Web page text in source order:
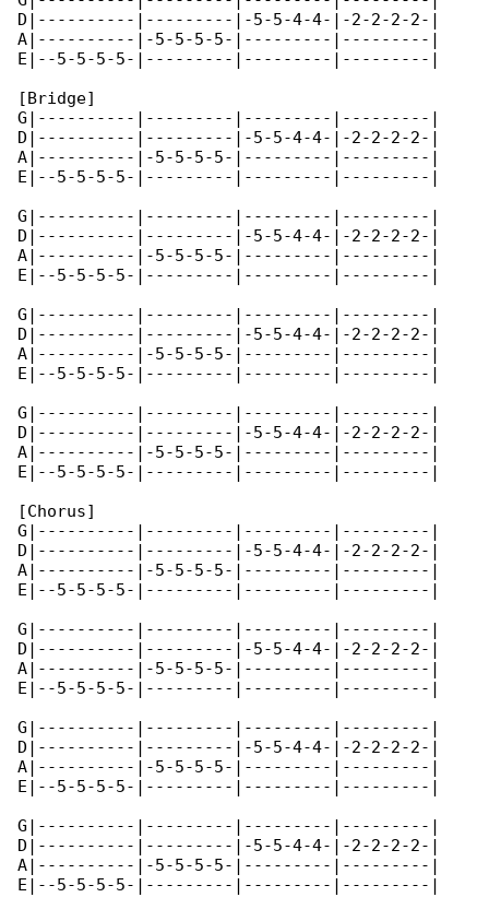
D|----------|---------|-5-5-4-4-|-2-2-2-2-|
A|----------|-5-5-5-5-|---------|---------|
E|--5-5-5-5-|---------|---------|---------|
[Bridge]
G|----------|---------|---------|---------|
D|----------|---------|-5-5-4-4-|-2-2-2-2-|
A|----------|-5-5-5-5-|---------|---------|
E|--5-5-5-5-|---------|---------|---------|
G|----------|---------|---------|---------|
D|----------|---------|-5-5-4-4-|-2-2-2-2-|
A|----------|-5-5-5-5-|---------|---------|
E|--5-5-5-5-|---------|---------|---------|
G|----------|---------|---------|---------|
D|----------|---------|-5-5-4-4-|-2-2-2-2-|
A|----------|-5-5-5-5-|---------|---------|
E|--5-5-5-5-|---------|---------|---------|
G|----------|---------|---------|---------|
D|----------|---------|-5-5-4-4-|-2-2-2-2-|
A|----------|-5-5-5-5-|---------|---------|
E|--5-5-5-5-|---------|---------|---------|
[Chorus]
G|----------|---------|---------|---------|
D|----------|---------|-5-5-4-4-|-2-2-2-2-|
A|----------|-5-5-5-5-|---------|---------|
E|--5-5-5-5-|---------|---------|---------|
G|----------|---------|---------|---------|
D|----------|---------|-5-5-4-4-|-2-2-2-2-|
A|----------|-5-5-5-5-|---------|---------|
E|--5-5-5-5-|---------|---------|---------|
G|----------|---------|---------|---------|
D|----------|---------|-5-5-4-4-|-2-2-2-2-|
A|----------|-5-5-5-5-|---------|---------|
E|--5-5-5-5-|---------|---------|---------|
G|----------|---------|---------|---------|
D|----------|---------|-5-5-4-4-|-2-2-2-2-|
A|----------|-5-5-5-5-|---------|---------|
E|--5-5-5-5-|---------|---------|---------|